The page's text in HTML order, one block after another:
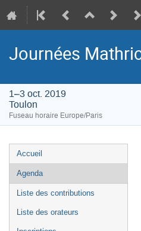
Journées
1–3 oct. 2019
Toulon
Fuseau horaire Europe/Paris
Menu
de
l'événement
Accueil
Agenda
Liste des contributions
Liste des orateurs